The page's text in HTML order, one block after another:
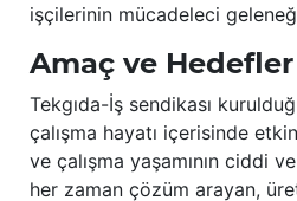
işçilerinin mücadeleci
Amaç ve Hedefler
Tekgıda-İş sendikası
çalışma hayatı içerisinde
ve çalışma yaşamının ciddi
her zaman çözüm arayan,